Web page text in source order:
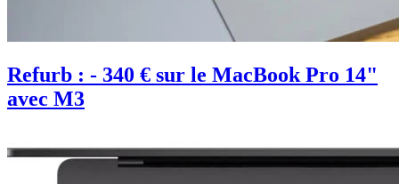
Refurb : - 340 € sur le MacBook Pro 14"
avec M3